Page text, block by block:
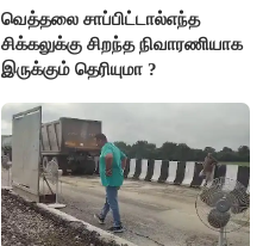
வெத்தலை சாப்பிட்டால்எந்த
சிக்கலுக்கு சிறந்த நிவாரணியாக
இருக்கும் தெரியுமா ?